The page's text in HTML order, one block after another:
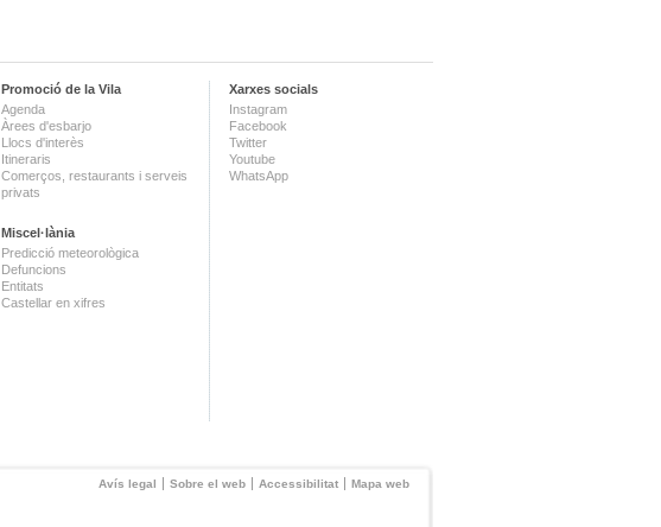
Promoció de la Vila
Agenda
Àrees d'esbarjo
Llocs d'interès
Itineraris
Comerços, restaurants i serveis
privats
Miscel·lània
Predicció meteorològica
Defuncions
Entitats
Castellar en xifres
Xarxes socials
Instagram
Facebook
Twitter
Youtube
WhatsApp
Avís legal Sobre el web Accessibilitat Mapa web